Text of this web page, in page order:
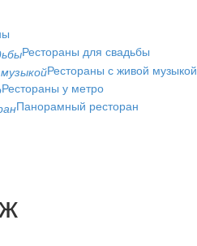
Рестораны для свадьбы
Рестораны с живой музыкой
Рестораны у метро
Панорамный ресторан